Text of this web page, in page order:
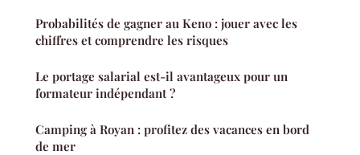
Probabilités de gagner au Keno : jouer avec les
chiffres et comprendre les risques
Le portage salarial est-il avantageux pour un
formateur indépendant ?
Camping à Royan : profitez des vacances en bord
de mer